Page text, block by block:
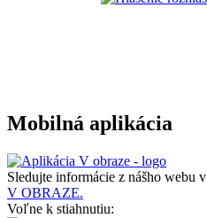
Mobilná aplikácia
Sledujte informácie z nášho webu v
V OBRAZE.
Voľne k stiahnutiu: